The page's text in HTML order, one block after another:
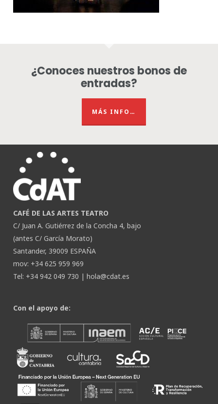
¿Conoces nuestros bonos de
entradas?
MÁS INFO…
CAFÉ DE LAS ARTES TEATRO
C/ Juan A. Gutiérrez de la Concha 4, bajo
(antes C/ García Morato)
Santander, 39009 ESPAÑA
mov: +34 625 959 969
Tel: +34 942 049 730 | hola@cdat.es
Con el apoyo de: